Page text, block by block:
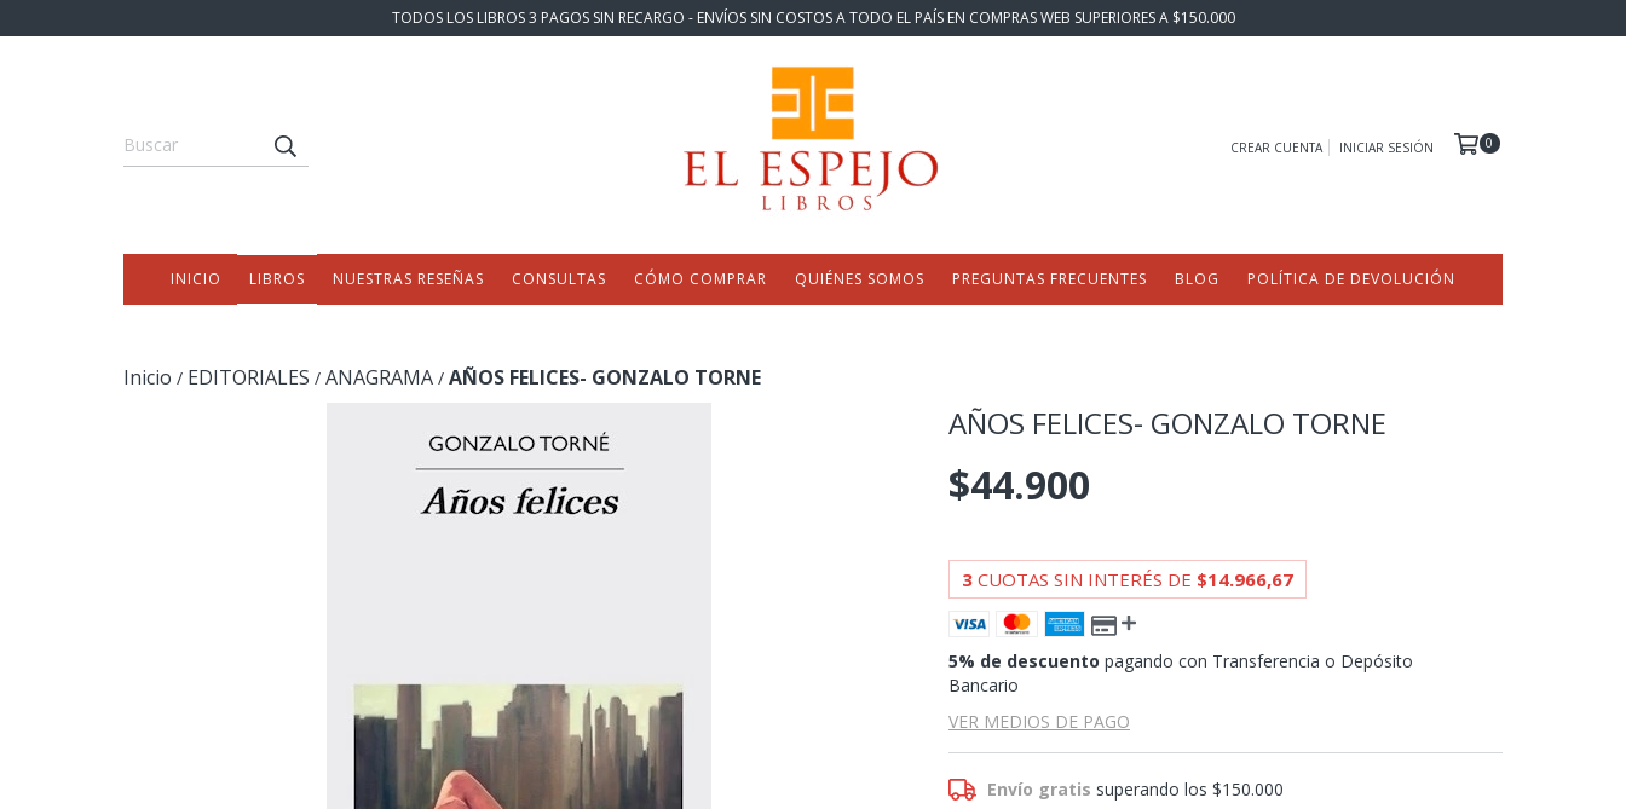
TODOS LOS LIBROS 3 PAGOS SIN RECARGO - ENVÍOS SIN COSTOS A TODO EL PAÍS EN COMPRAS WEB SUPERIORES A $150.000
CREAR CUENTA INICIAR SESIÓN 0
INICIO LIBROS NUESTRAS RESEÑAS CONSULTAS CÓMO COMPRAR QUIÉNES SOMOS PREGUNTAS FRECUENTES BLOG POLÍTICA DE DEVOLUCIÓN
Inicio / EDITORIALES / ANAGRAMA / AÑOS FELICES- GONZALO TORNE
AÑOS FELICES- GONZALO TORNE
$44.900
3 CUOTAS SIN INTERÉS DE $14.966,67
5% de descuento pagando con Transferencia o Depósito
Bancario
VER MEDIOS DE PAGO
Envío gratis superando los$150.000